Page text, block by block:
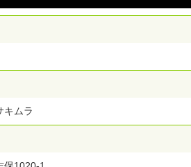
コードをご提示ください。
場いただけます。
有料となります。
キムラ